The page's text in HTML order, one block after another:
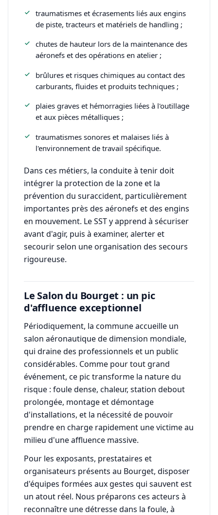
traumatismes et écrasements liés aux engins
de piste, tracteurs et matériels de handling ;
chutes de hauteur lors de la maintenance des
aéronefs et des opérations en atelier ;
brûlures et risques chimiques au contact des
carburants, fluides et produits techniques ;
plaies graves et hémorragies liées à l'outillage
et aux pièces métalliques ;
traumatismes sonores et malaises liés à
l'environnement de travail spécifique.
Dans ces métiers, la conduite à tenir doit
intégrer la protection de la zone et la
prévention du suraccident, particulièrement
importantes près des aéronefs et des engins
en mouvement. Le SST y apprend à sécuriser
avant d'agir, puis à examiner, alerter et
secourir selon une organisation des secours
rigoureuse.
Le Salon du Bourget : un pic
d'affluence exceptionnel
Périodiquement, la commune accueille un
salon aéronautique de dimension mondiale,
qui draine des professionnels et un public
considérables. Comme pour tout grand
événement, ce pic transforme la nature du
risque : foule dense, chaleur, station debout
prolongée, montage et démontage
d'installations, et la nécessité de pouvoir
prendre en charge rapidement une victime au
milieu d'une affluence massive.
Pour les exposants, prestataires et
organisateurs présents au Bourget, disposer
d'équipes formées aux gestes qui sauvent est
un atout réel. Nous préparons ces acteurs à
reconnaître une détresse dans la foule, à